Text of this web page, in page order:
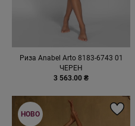
Риза Anabel Arto 8183-6743 01
ЧЕРЕН
3 563.00 ₴
НОВО